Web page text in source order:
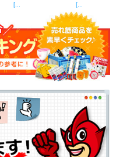
[...
[...